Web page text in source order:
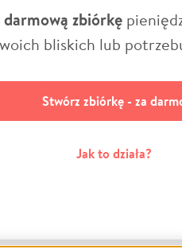
darmową zbiórkę
bliskich lub
Stwórz zbiórkę - za
Jak to działa?